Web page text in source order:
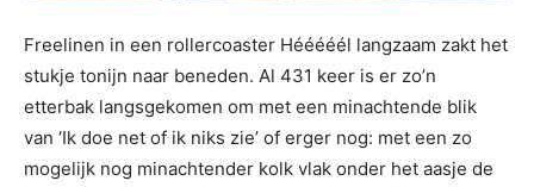
Freelinen in een rollercoaster Hééééél langzaam zakt het
stukje tonijn naar beneden. Al 431 keer is er zo’n
etterbak langsgekomen om met een minachtende blik
van ‘Ik doe net of ik niks zie’ of erger nog: met een zo
mogelijk nog minachtender kolk vlak onder het aasje de